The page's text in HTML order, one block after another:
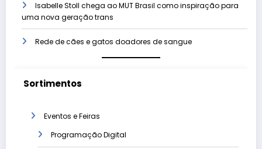
Isabelle Stoll chega ao MUT Brasil como inspiração para
uma nova geração trans
Rede de cães e gatos doadores de sangue
Sortimentos
Eventos e Feiras
Programação Digital